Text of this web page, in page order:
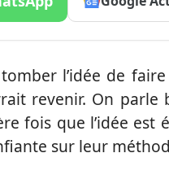
l’idée de
revenir. On parle
fois que l’idée
sur leur